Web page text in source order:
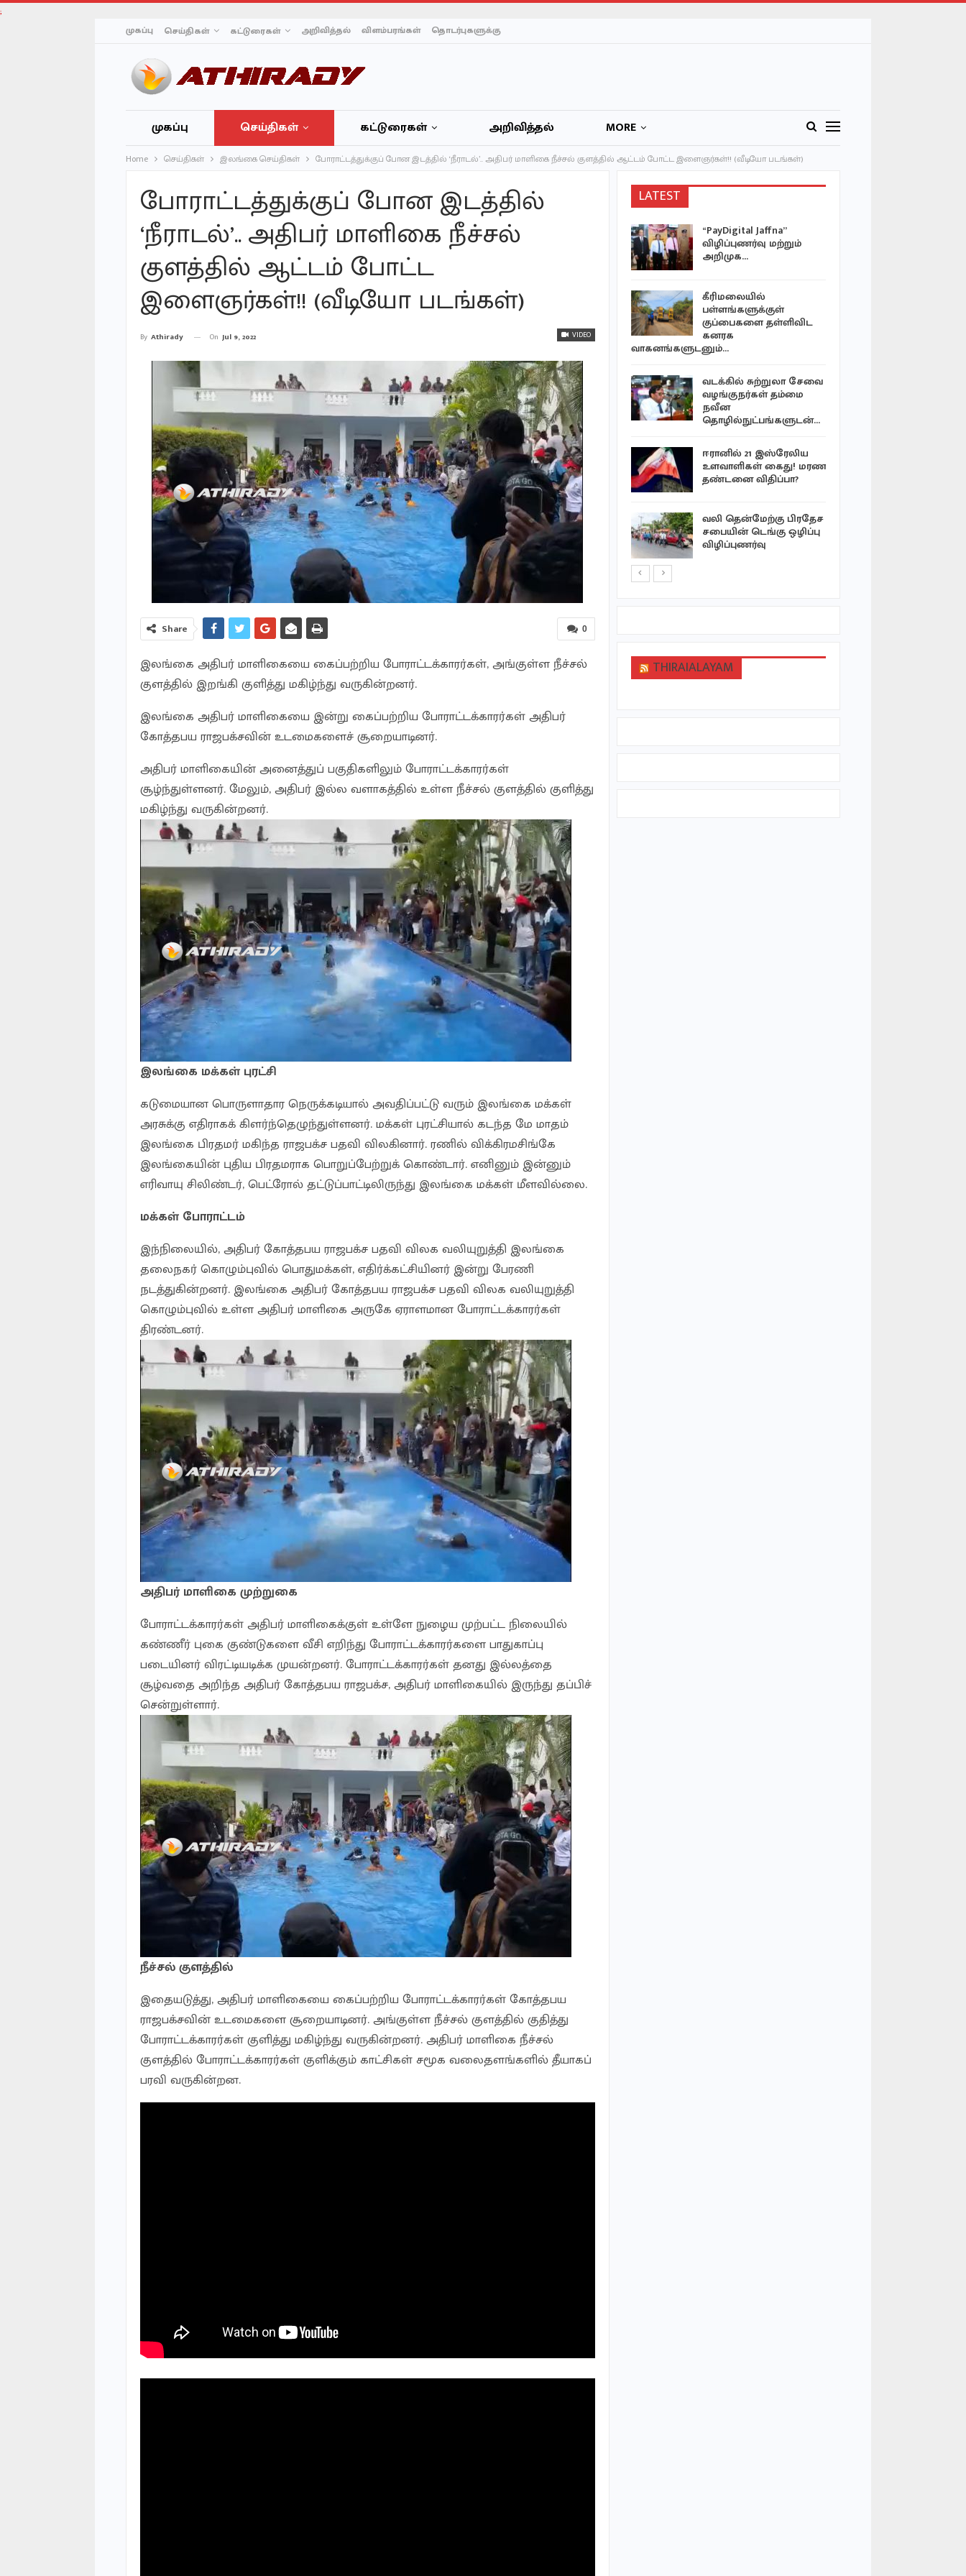
;
முகப்பு செய்திகள் கட்டுரைகள் அறிவித்தல் விளம்பரங்கள் தொடர்புகளுக்கு
முகப்பு செய்திகள் கட்டுரைகள் அறிவித்தல் MORE
Home செய்திகள் இலங்கை செய்திகள் போராட்டத்துக்குப் போன இடத்தில் ‘நீராடல்’.. அதிபர் மாளிகை நீச்சல் குளத்தில் ஆட்டம் போட்ட இளைஞர்கள்!! (வீடியோ படங்கள்)
போராட்டத்துக்குப் போன இடத்தில்
‘நீராடல்’.. அதிபர் மாளிகை நீச்சல்
குளத்தில் ஆட்டம் போட்ட
இளைஞர்கள்!! (வீடியோ படங்கள்)
VIDEO
By Athirady On Jul 9, 2022
0
Share
இலங்கை அதிபர் மாளிகையை கைப்பற்றிய போராட்டக்காரர்கள், அங்குள்ள நீச்சல்
குளத்தில் இறங்கி குளித்து மகிழ்ந்து வருகின்றனர்.
இலங்கை அதிபர் மாளிகையை இன்று கைப்பற்றிய போராட்டக்காரர்கள் அதிபர்
கோத்தபய ராஜபக்சவின் உடமைகளைச் சூறையாடினர்.
அதிபர் மாளிகையின் அனைத்துப் பகுதிகளிலும் போராட்டக்காரர்கள்
சூழ்ந்துள்ளனர். மேலும், அதிபர் இல்ல வளாகத்தில் உள்ள நீச்சல் குளத்தில் குளித்து
மகிழ்ந்து வருகின்றனர்.
இலங்கை மக்கள் புரட்சி
கடுமையான பொருளாதார நெருக்கடியால் அவதிப்பட்டு வரும் இலங்கை மக்கள்
அரசுக்கு எதிராகக் கிளர்ந்தெழுந்துள்ளனர். மக்கள் புரட்சியால் கடந்த மே மாதம்
இலங்கை பிரதமர் மகிந்த ராஜபக்ச பதவி விலகினார். ரணில் விக்கிரமசிங்கே
இலங்கையின் புதிய பிரதமராக பொறுப்பேற்றுக் கொண்டார். எனினும் இன்னும்
எரிவாயு சிலிண்டர், பெட்ரோல் தட்டுப்பாட்டிலிருந்து இலங்கை மக்கள் மீளவில்லை.
மக்கள் போராட்டம்
இந்நிலையில், அதிபர் கோத்தபய ராஜபக்ச பதவி விலக வலியுறுத்தி இலங்கை
தலைநகர் கொழும்புவில் பொதுமக்கள், எதிர்க்கட்சியினர் இன்று பேரணி
நடத்துகின்றனர். இலங்கை அதிபர் கோத்தபய ராஜபக்ச பதவி விலக வலியுறுத்தி
கொழும்புவில் உள்ள அதிபர் மாளிகை அருகே ஏராளமான போராட்டக்காரர்கள்
திரண்டனர்.
அதிபர் மாளிகை முற்றுகை
போராட்டக்காரர்கள் அதிபர் மாளிகைக்குள் உள்ளே நுழைய முற்பட்ட நிலையில்
கண்ணீர் புகை குண்டுகளை வீசி எறிந்து போராட்டக்காரர்களை பாதுகாப்பு
படையினர் விரட்டியடிக்க முயன்றனர். போராட்டக்காரர்கள் தனது இல்லத்தை
சூழ்வதை அறிந்த அதிபர் கோத்தபய ராஜபக்ச, அதிபர் மாளிகையில் இருந்து தப்பிச்
சென்றுள்ளார்.
நீச்சல் குளத்தில்
இதையடுத்து, அதிபர் மாளிகையை கைப்பற்றிய போராட்டக்காரர்கள் கோத்தபய
ராஜபக்சவின் உடமைகளை சூறையாடினர். அங்குள்ள நீச்சல் குளத்தில் குதித்து
போராட்டக்காரர்கள் குளித்து மகிழ்ந்து வருகின்றனர். அதிபர் மாளிகை நீச்சல்
குளத்தில் போராட்டக்காரர்கள் குளிக்கும் காட்சிகள் சமூக வலைதளங்களில் தீயாகப்
பரவி வருகின்றன.
LATEST
அரச குடும்பத்தில் முதல்
முறை: டென்மார்க்
ஷேக் ஹசீனா உடன்
காணொலி சந்திப்பு…
ஷகிப் அல் ஹாசன்
எல்நினோ வெப்பத்திலும்
தளராத பசுமைப் பணி:
புங்குடுதீவில்…
தையிட்டி விகாரதிபதியால்
அடாத்தாக பிடிக்கப்பட்ட
பவானி வீதியை…
யாழ்ப்பாண மாவட்டச்
செயலக அனர்த்த
முகாமைத்துவ
நிலையத்தின் புதிய…
“PayDigital Jaffna”
விழிப்புணர்வு மற்றும்
அறிமுக…
கீரிமலையில்
பள்ளங்களுக்குள்
குப்பைகளை தள்ளிவிட
கனரக
வாகனங்களுடனும்…
வடக்கில் சுற்றுலா சேவை
வழங்குநர்கள் தம்மை
நவீன
தொழில்நுட்பங்களுடன்…
ஈரானில் 21 இஸ்ரேலிய
உளவாளிகள் கைது! மரண
தண்டனை விதிப்பா?
வலி தென்மேற்கு பிரதேச
சபையின் டெங்கு ஒழிப்பு
விழிப்புணர்வு
THIRAIALAYAM